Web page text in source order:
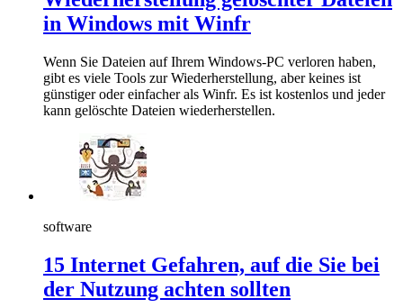
in Windows mit Winfr
Wenn Sie Dateien auf Ihrem Windows-PC verloren haben,
gibt es viele Tools zur Wiederherstellung, aber keines ist
günstiger oder einfacher als Winfr. Es ist kostenlos und jeder
kann gelöschte Dateien wiederherstellen.
software
15 Internet Gefahren, auf die Sie bei
der Nutzung achten sollten